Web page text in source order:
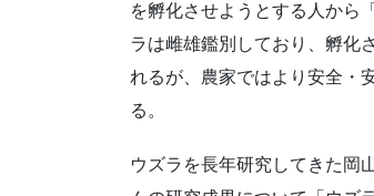
を孵化させようとする人から
ラは雌雄鑑別しており、孵化
れるが、農家ではより安全・
る。
ウズラを長年研究してきた岡